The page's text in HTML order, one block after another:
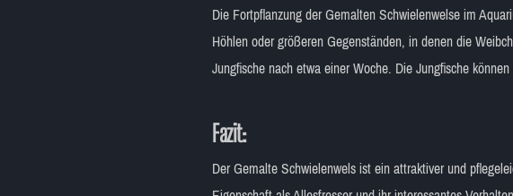
Die Fortpflanzung der Gemalten Schwielenwelse im
Höhlen oder größeren Gegenständen, in denen die
Jungfische nach etwa einer Woche. Die Jungfische
Fazit:
Der Gemalte Schwielenwels ist ein attraktiver und